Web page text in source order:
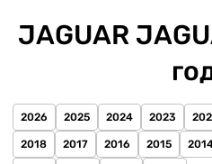
JAGUAR
2026 2025 2024 2023
2018 2017 2016 2015